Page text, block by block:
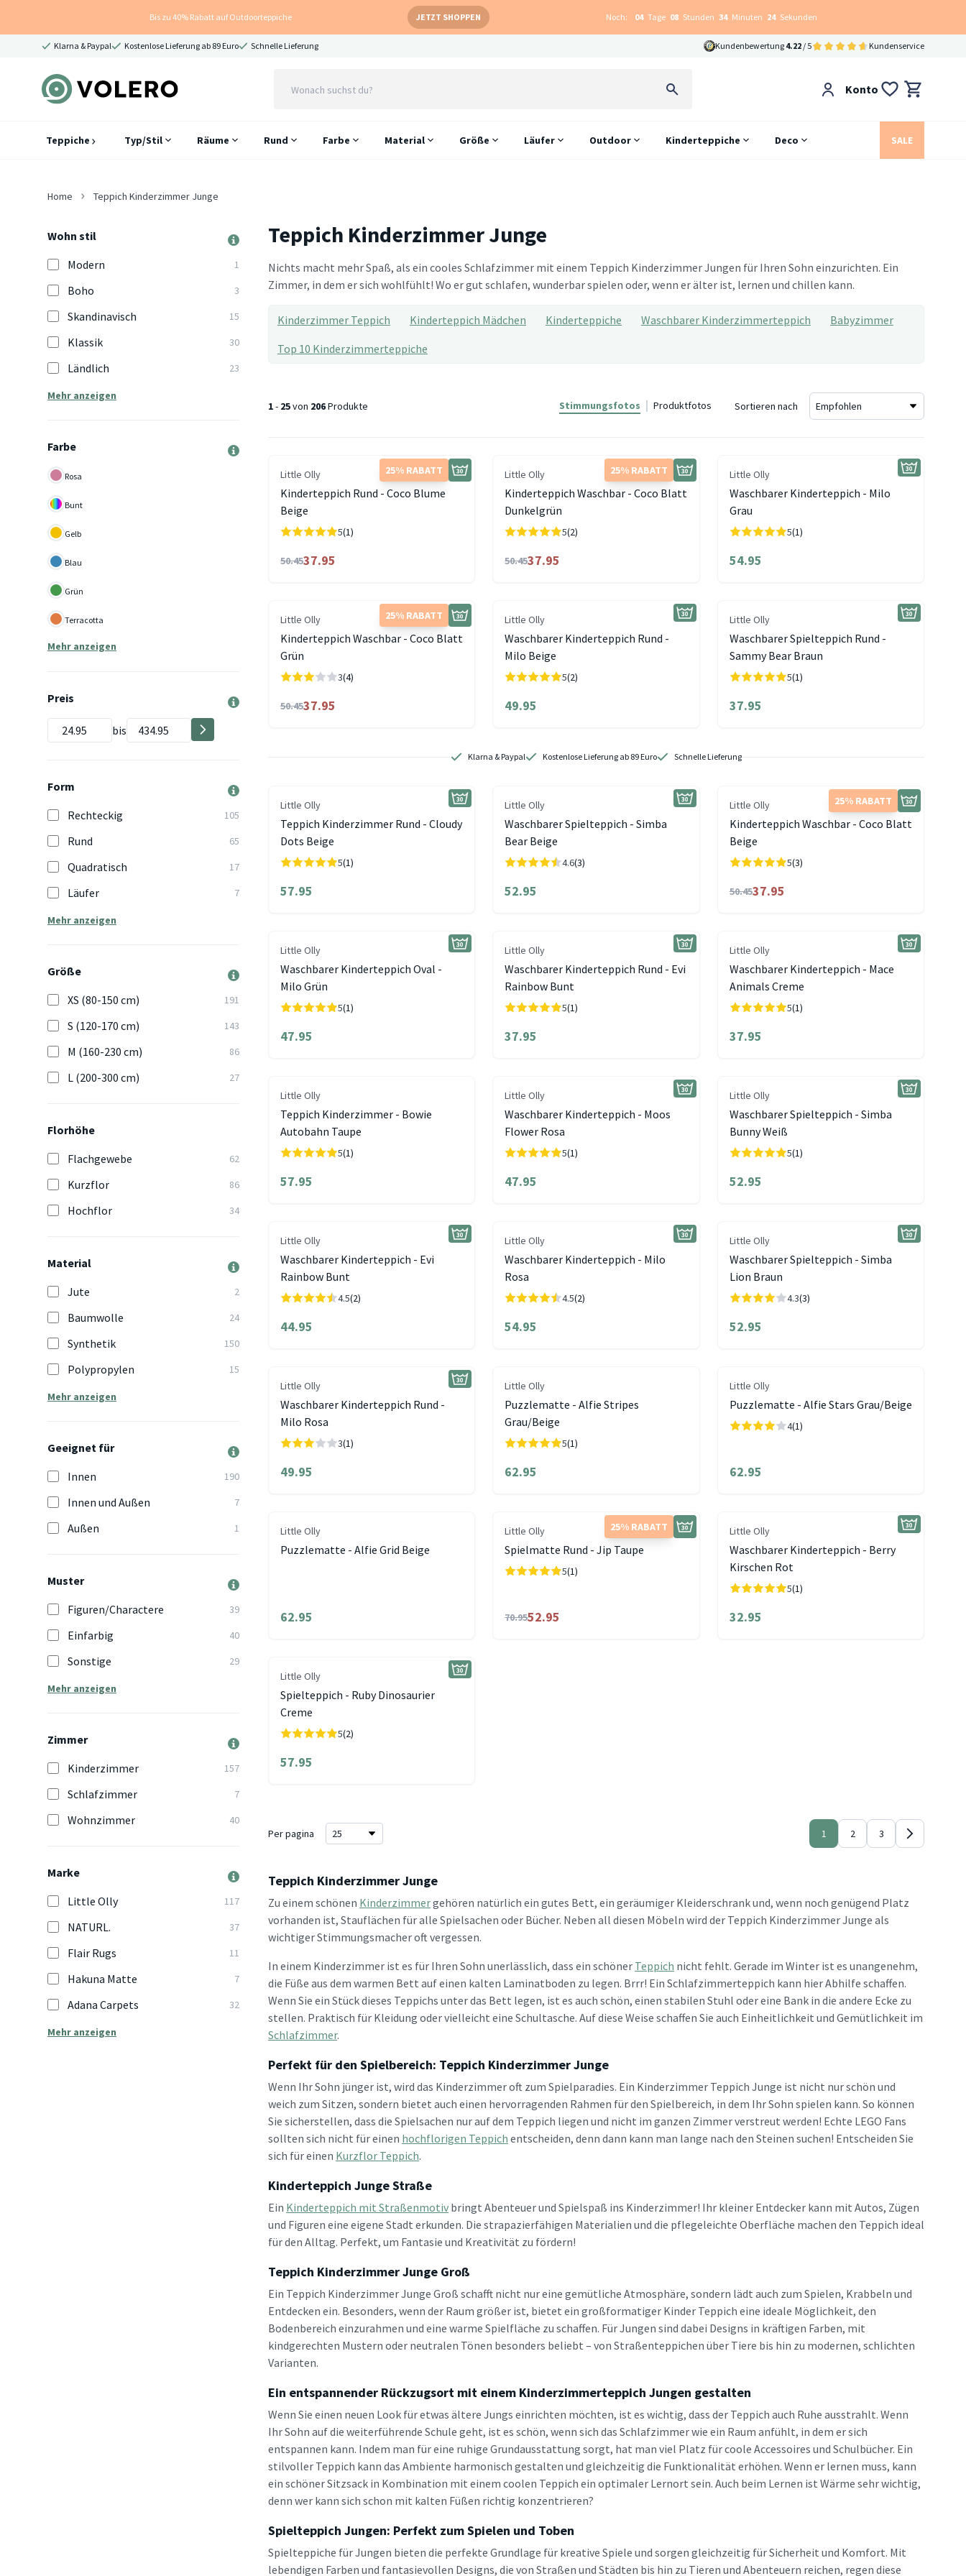
Bis zu 40% Rabatt auf Outdoorteppiche JETZT SHOPPEN Noch: 04 Tage 08 Stunden 34 Minuten 23 Sekunden
Klarna & Paypal Kostenlose Lieferung ab 89 Euro Schnelle Lieferung Kundenbewertung 4.22 / 5 Kundenservice
Konto
Teppiche Typ/Stil Räume Rund Farbe Material Größe Läufer Outdoor Kinderteppiche Deco SALE
Home Teppich Kinderzimmer Junge
Wohn stil
Modern
1
Boho 3
Skandinavisch 15
Klassik 30
Ländlich 23
Mehr anzeigen
Farbe
Rosa
Bunt
Gelb
Blau
Grün
Terracotta
Mehr anzeigen
Preis
bis
Form
Rechteckig
105
Rund 65
Quadratisch 17
Läufer 7
Mehr anzeigen
Größe
XS (80-150 cm)
191
S (120-170 cm) 143
M (160-230 cm) 86
L (200-300 cm) 27
Florhöhe
Flachgewebe
62
Kurzflor 86
Hochflor 34
Material
Jute
2
Baumwolle 24
Synthetik 150
Polypropylen 15
Mehr anzeigen
Geeignet für
Innen
190
Innen und Außen 7
Außen 1
Muster
Figuren/Charactere
39
Einfarbig 40
Sonstige 29
Mehr anzeigen
Zimmer
Kinderzimmer
157
Schlafzimmer 7
Wohnzimmer 40
Marke
Little Olly
117
NATURL. 37
Flair Rugs 11
Hakuna Matte 7
Adana Carpets 32
Mehr anzeigen
Teppich Kinderzimmer Junge
Nichts macht mehr Spaß, als ein cooles Schlafzimmer mit einem Teppich Kinderzimmer Jungen für Ihren Sohn einzurichten. Ein
Zimmer, in dem er sich wohlfühlt! Wo er gut schlafen, wunderbar spielen oder, wenn er älter ist, lernen und chillen kann.
Kinderzimmer Teppich Kinderteppich Mädchen Kinderteppiche Waschbarer Kinderzimmerteppich
Babyzimmer
Top 10 Kinderzimmerteppiche
1- 25von 206Produkte Stimmungsfotos Produktfotos Sortieren nach
25% RABATT
Little Olly
Kinderteppich Rund - Coco Blume
Beige
5(1)
50.4537.95
25% RABATT
Little Olly
Kinderteppich Waschbar - Coco Blatt
Dunkelgrün
5(2)
50.4537.95
Little Olly
Waschbarer Kinderteppich - Milo
Grau
5(1)
54.95
25% RABATT
Little Olly
Kinderteppich Waschbar - Coco Blatt
Grün
3(4)
50.4537.95
Little Olly
Waschbarer Kinderteppich Rund -
Milo Beige
5(2)
49.95
Little Olly
Waschbarer Spielteppich Rund -
Sammy Bear Braun
5(1)
37.95
Klarna & Paypal Kostenlose Lieferung ab 89 Euro Schnelle Lieferung
Little Olly
Teppich Kinderzimmer Rund - Cloudy
Dots Beige
5(1)
57.95
Little Olly
Waschbarer Spielteppich - Simba
Bear Beige
4.6(3)
52.95
25% RABATT
Little Olly
Kinderteppich Waschbar - Coco Blatt
Beige
5(3)
50.4537.95
Little Olly
Waschbarer Kinderteppich Oval -
Milo Grün
5(1)
47.95
Little Olly
Waschbarer Kinderteppich Rund - Evi
Rainbow Bunt
5(1)
37.95
Little Olly
Waschbarer Kinderteppich - Mace
Animals Creme
5(1)
37.95
Little Olly
Teppich Kinderzimmer - Bowie
Autobahn Taupe
5(1)
57.95
Little Olly
Waschbarer Kinderteppich - Moos
Flower Rosa
5(1)
47.95
Little Olly
Waschbarer Spielteppich - Simba
Bunny Weiß
5(1)
52.95
Little Olly
Waschbarer Kinderteppich - Evi
Rainbow Bunt
4.5(2)
44.95
Little Olly
Waschbarer Kinderteppich - Milo
Rosa
4.5(2)
54.95
Little Olly
Waschbarer Spielteppich - Simba
Lion Braun
4.3(3)
52.95
Little Olly
Waschbarer Kinderteppich Rund -
Milo Rosa
3(1)
49.95
Little Olly
Puzzlematte - Alfie Stripes
Grau/Beige
5(1)
62.95
Little Olly
Puzzlematte - Alfie Stars Grau/Beige
4(1)
62.95
Little Olly
Puzzlematte - Alfie Grid Beige
62.95
25% RABATT
Little Olly
Spielmatte Rund - Jip Taupe
5(1)
70.9552.95
Little Olly
Waschbarer Kinderteppich - Berry
Kirschen Rot
5(1)
32.95
Little Olly
Spielteppich - Ruby Dinosaurier
Creme
5(2)
57.95
Per pagina 1 2 3
Teppich Kinderzimmer Junge
Zu einem schönen Kinderzimmergehören natürlich ein gutes Bett, ein geräumiger Kleiderschrank und, wenn noch genügend Platz
vorhanden ist, Stauflächen für alle Spielsachen oder Bücher. Neben all diesen Möbeln wird der Teppich Kinderzimmer Junge als
wichtiger Stimmungsmacher oft vergessen.
In einem Kinderzimmer ist es für Ihren Sohn unerlässlich, dass ein schöner Teppich nicht fehlt. Gerade im Winter ist es unangenehm,
die Füße aus dem warmen Bett auf einen kalten Laminatboden zu legen. Brrr! Ein Schlafzimmerteppich kann hier Abhilfe schaffen.
Wenn Sie ein Stück dieses Teppichs unter das Bett legen, ist es auch schön, einen stabilen Stuhl oder eine Bank in die andere Ecke zu
stellen. Praktisch für Kleidung oder vielleicht eine Schultasche. Auf diese Weise schaffen Sie auch Einheitlichkeit und Gemütlichkeit im
Schlafzimmer.
Perfekt für den Spielbereich: Teppich Kinderzimmer Junge
Wenn Ihr Sohn jünger ist, wird das Kinderzimmer oft zum Spielparadies. Ein Kinderzimmer Teppich Junge ist nicht nur schön und
weich zum Sitzen, sondern bietet auch einen hervorragenden Rahmen für den Spielbereich, in dem Ihr Sohn spielen kann. So können
Sie sicherstellen, dass die Spielsachen nur auf dem Teppich liegen und nicht im ganzen Zimmer verstreut werden! Echte LEGO Fans
sollten sich nicht für einen hochflorigen Teppich entscheiden, denn dann kann man lange nach den Steinen suchen! Entscheiden Sie
sich für einen Kurzflor Teppich.
Kinderteppich Junge Straße
Ein Kinderteppich mit Straßenmotiv bringt Abenteuer und Spielspaß ins Kinderzimmer! Ihr kleiner Entdecker kann mit Autos, Zügen
und Figuren eine eigene Stadt erkunden. Die strapazierfähigen Materialien und die pflegeleichte Oberfläche machen den Teppich ideal
für den Alltag. Perfekt, um Fantasie und Kreativität zu fördern!
Teppich Kinderzimmer Junge Groß
Ein Teppich Kinderzimmer Junge Groß schafft nicht nur eine gemütliche Atmosphäre, sondern lädt auch zum Spielen, Krabbeln und
Entdecken ein. Besonders, wenn der Raum größer ist, bietet ein großformatiger Kinder Teppich eine ideale Möglichkeit, den
Bodenbereich einzurahmen und eine warme Spielfläche zu schaffen. Für Jungen sind dabei Designs in kräftigen Farben, mit
kindgerechten Mustern oder neutralen Tönen besonders beliebt – von Straßenteppichen über Tiere bis hin zu modernen, schlichten
Varianten.
Ein entspannender Rückzugsort mit einem Kinderzimmerteppich Jungen gestalten
Wenn Sie einen neuen Look für etwas ältere Jungs einrichten möchten, ist es wichtig, dass der Teppich auch Ruhe ausstrahlt. Wenn
Ihr Sohn auf die weiterführende Schule geht, ist es schön, wenn sich das Schlafzimmer wie ein Raum anfühlt, in dem er sich
entspannen kann. Indem man für eine ruhige Grundausstattung sorgt, hat man viel Platz für coole Accessoires und Schulbücher. Ein
stilvoller Teppich kann das Ambiente harmonisch gestalten und gleichzeitig die Funktionalität erhöhen. Wenn er lernen muss, kann
ein schöner Sitzsack in Kombination mit einem coolen Teppich ein optimaler Lernort sein. Auch beim Lernen ist Wärme sehr wichtig,
denn wer kann sich schon mit kalten Füßen richtig konzentrieren?
Spielteppich Jungen: Perfekt zum Spielen und Toben
Spielteppiche für Jungen bieten die perfekte Grundlage für kreative Spiele und sorgen gleichzeitig für Sicherheit und Komfort. Mit
lebendigen Farben und fantasievollen Designs, die von Straßen und Städten bis hin zu Tieren und Abenteuern reichen, regen diese